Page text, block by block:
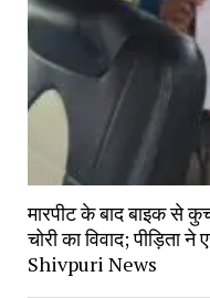
मारपीट के बाद बाइक से
चोरी का विवाद; पीड़िता
Shivpuri News